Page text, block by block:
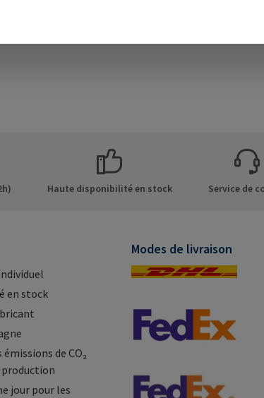
& Co. KG Auf
Haute disponibilité en stock Service de
en stock
de CO₂
jour pour les
Modes de livraison